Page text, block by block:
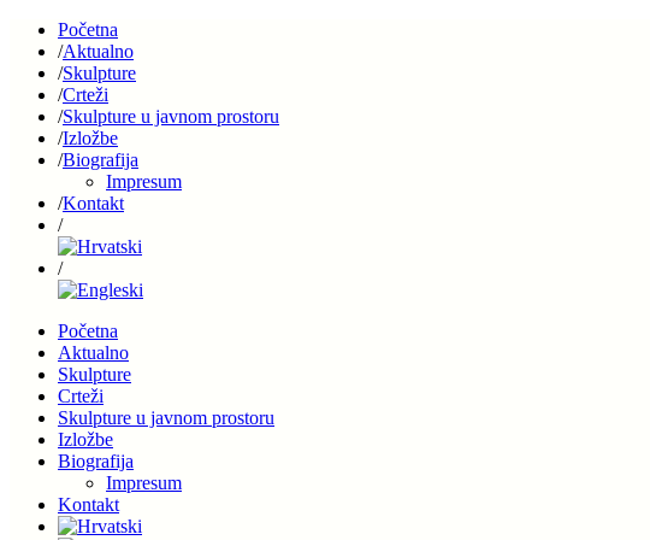
Početna
Aktualno
Skulpture
Crteži
Skulpture u javnom prostoru
Izložbe
Biografija
Impresum
Kontakt
Početna
Aktualno
Skulpture
Crteži
Skulpture u javnom prostoru
Izložbe
Biografija
Impresum
Kontakt